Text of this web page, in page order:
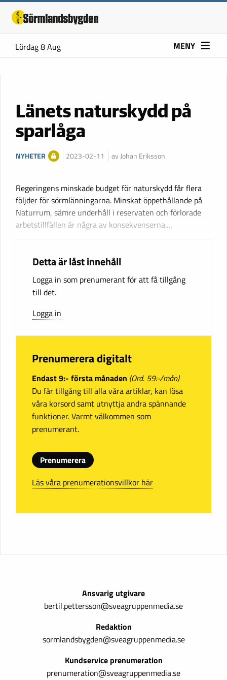
Lördag 8 Aug MENY
Länets naturskydd på
sparlåga
NYHETER 2023-02-11 av Johan Eriksson
Regeringens minskade budget för naturskydd får flera
följder för sörmlänningarna. Minskat öppethållande på
Naturrum, sämre underhåll i reservaten och förlorade
arbetstillfällen är några av konsekvenserna.…
Detta är låst innehåll
Logga in som prenumerant för att få tillgång
till det.
Logga in
Prenumerera digitalt
Endast 9:- första månaden (Ord. 59:-/mån)
Du får tillgång till alla våra artiklar, kan lösa
våra korsord samt utnyttja andra spännande
funktioner. Varmt välkommen som
prenumerant.
Prenumerera
Läs våra prenumerationsvillkor här
Ansvarig utgivare
bertil.pettersson@sveagruppenmedia.se
Redaktion
sormlandsbygden@sveagruppenmedia.se
Kundservice prenumeration
prenumeration@sveagruppenmedia.se